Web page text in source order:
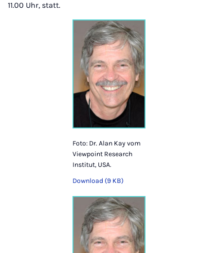
11.00 Uhr, statt.
Foto: Dr. Alan Kay vom
Viewpoint Research
Institut, USA.
Download (9 KB)